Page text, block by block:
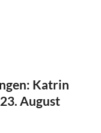
Katrin
August